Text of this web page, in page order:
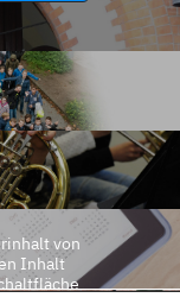
von
Inhalt